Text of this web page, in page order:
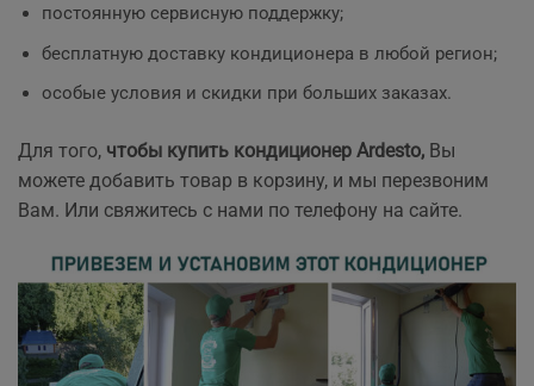
постоянную сервисную поддержку;
бесплатную доставку кондиционера в любой регион;
особые условия и скидки при больших заказах.
Для того, чтобы купить кондиционер Ardesto, Вы
можете добавить товар в корзину, и мы перезвоним
Вам. Или свяжитесь с нами по телефону на сайте.